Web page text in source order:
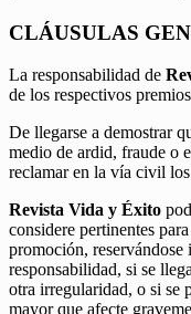
CLÁUSULAS
La responsabilidad de
de los respectivos
De llegarse a demostrar
medio de ardid, fraude o
reclamar en la vía civil
Revista Vida y Éxito
considere pertinentes
promoción, reservándose
responsabilidad, si se
otra irregularidad, o si se
mayor que afecte